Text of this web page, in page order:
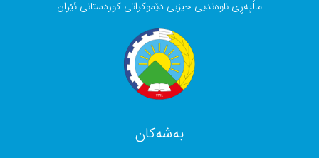
ماڵپەڕی ناوەندیی حیزبی دێموکراتی کوردستانی ئێران
بەشەکان